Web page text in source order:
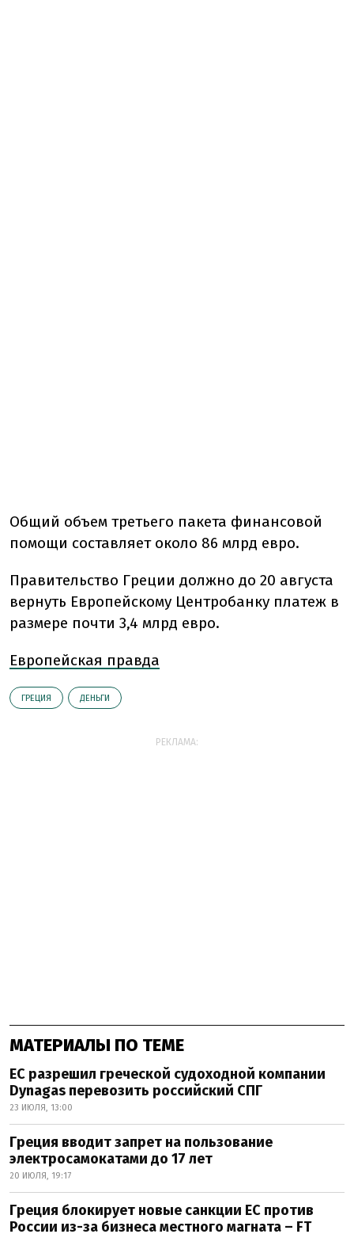
Общий объем третьего пакета финансовой
помощи составляет около 86 млрд евро.
Правительство Греции должно до 20 августа
вернуть Европейскому Центробанку платеж в
размере почти 3,4 млрд евро.
Европейская правда
ГРЕЦИЯ ДЕНЬГИ
РЕКЛАМА:
МАТЕРИАЛЫ ПО ТЕМЕ
ЕС разрешил греческой судоходной компании
Dynagas перевозить российский СПГ
23 ИЮЛЯ, 13:00
Греция вводит запрет на пользование
электросамокатами до 17 лет
20 ИЮЛЯ, 19:17
Греция блокирует новые санкции ЕС против
России из-за бизнеса местного магната – FT